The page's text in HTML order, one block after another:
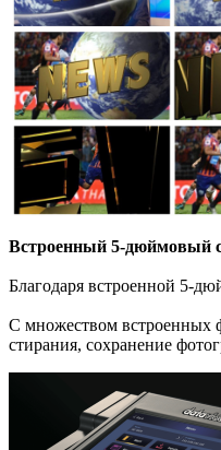
Встроенный 5-дюймовый
Благодаря встроенной 5-
С множеством встроенных
стирания, сохранение